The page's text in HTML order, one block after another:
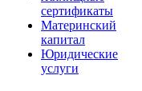
сертификаты
Материнский
капитал
Юридические
услуги